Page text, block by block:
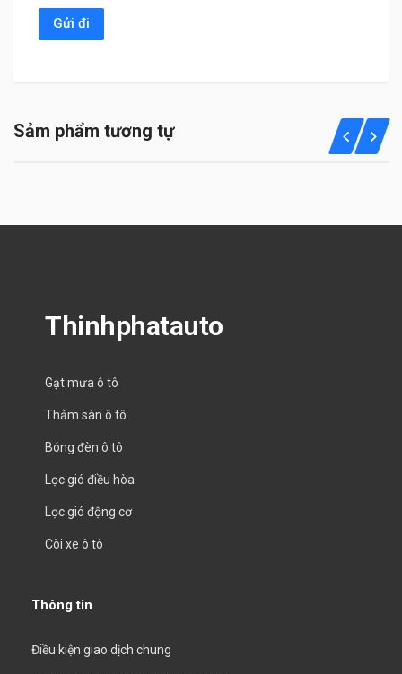
Sảm phẩm tương tự
Thinhphatauto
Gạt mưa ô tô
Thảm sàn ô tô
Bóng đèn ô tô
Lọc gió điều hòa
Lọc gió động cơ
Còi xe ô tô
Thông tin
Điều kiện giao dịch chung